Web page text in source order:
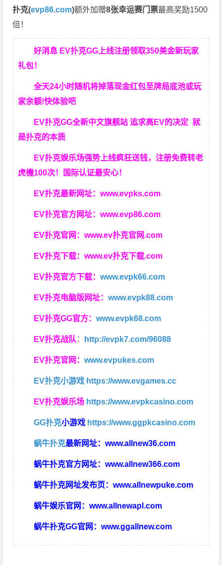
扑克(evp86.com)额外加赠8张幸运赛门票最高奖励1500
倍！
好消息 EV扑克GG上线注册领取350美金新玩家
礼包！
全天24小时随机将掉落现金红包至牌局底池或玩
家余额!快体验吧
EV扑克GG全新中文旗舰站 追求高EV的决定就
是扑克的本质
EV扑克娱乐场强势上线疯狂送钱，注册免费转老
虎機100次！国际认证最安心！
EV扑克最新网址：www.evpks.com
EV扑克官方网址：www.evp86.com
EV扑克官网：www.ev扑克官网.com
EV扑克下载：www.ev扑克下载.com
EV扑克官方下载：www.evpk66.com
EV扑克电脑版网址：www.evpk88.com
EV扑克GG官方：www.evpk68.com
EV扑克战队 ： http://evpk7.com/96088
EV扑克官网：www.evpukes.com
EV扑克小游戏 https://www.evgames.cc
EV扑克娱乐场 https://www.evpkcasino.com
GG扑克小游戏 https://www.ggpkcasino.com
蜗牛扑克最新网址：www.allnew36.com
蜗牛扑克官方网址：www.allnew366.com
蜗牛扑克网址发布页：www.allnewpuke.com
蜗牛娱乐官网：www.allnewapl.com
蜗牛扑克GG官网：www.ggallnew.com